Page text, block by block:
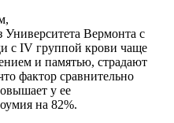
Вермонта с
с IV группой крови чаще
и памятью, страдают
фактор сравнительно
у ее
на 82%.